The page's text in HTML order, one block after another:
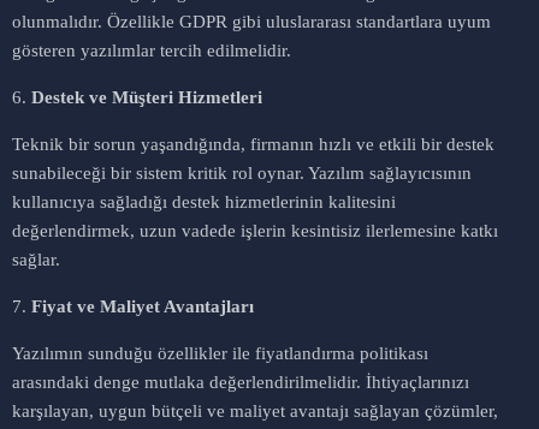
olunmalıdır. Özellikle GDPR gibi uluslararası standartlara uyum
gösteren yazılımlar tercih edilmelidir.
6. Destek ve Müşteri Hizmetleri
Teknik bir sorun yaşandığında, firmanın hızlı ve etkili bir destek
sunabileceği bir sistem kritik rol oynar. Yazılım sağlayıcısının
kullanıcıya sağladığı destek hizmetlerinin kalitesini
değerlendirmek, uzun vadede işlerin kesintisiz ilerlemesine katkı
sağlar.
7. Fiyat ve Maliyet Avantajları
Yazılımın sunduğu özellikler ile fiyatlandırma politikası
arasındaki denge mutlaka değerlendirilmelidir. İhtiyaçlarınızı
karşılayan, uygun bütçeli ve maliyet avantajı sağlayan çözümler,